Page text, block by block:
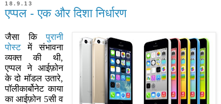
18.9.13
एप्पल - एक और दिशा निर्धारण
जैसा किपुरानी
पोस्टमें संभावना
व्यक्त की थी,
एप्पल ने आईफ़ोन
के दो मॉडल उतारे,
पॉलीकार्बोनेट काया
का आईफ़ोन 5सी व